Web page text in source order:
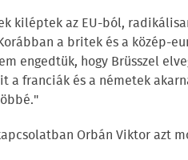
kiléptek az EU-ból,
a britek és a közép-
engedtük, hogy Brüsszel
a franciák és a németek
Orbán Viktor azt